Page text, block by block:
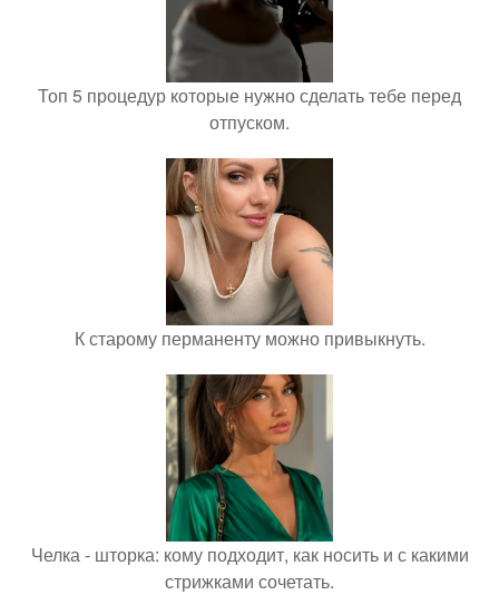
Топ 5 процедур которые нужно сделать тебе перед
отпуском.
К старому перманенту можно привыкнуть.
Челка - шторка: кому подходит, как носить и с какими
стрижками сочетать.